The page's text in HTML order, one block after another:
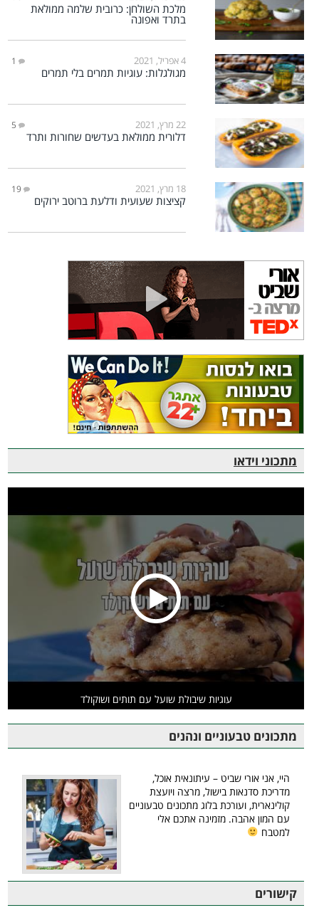
מלכת השולחן: כרובית שלמה ממולאת
בתרד ואפונה
4 אפריל, 2021 1
מגולגלות: עוגיות תמרים בלי תמרים
22 מרץ, 2021 5
דלורית ממולאת בעדשים שחורות ותרד
18 מרץ, 2021 19
קציצות שעועית ודלעת ברוטב ירוקים
מתכוני וידאו
עוגיות שיבולת שועל עם תותים ושוקולד
מתכונים טבעוניים ונהנים
היי, אני אורי שביט – עיתונאית אוכל,
מדריכת סדנאות בישול, מרצה ויועצת
קולינארית, ועורכת בלוג מתכונים טבעוניים
עם המון אהבה. מזמינה אתכם אלי
למטבח
קישורים